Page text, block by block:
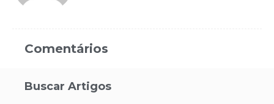
Comentários
Buscar Artigos